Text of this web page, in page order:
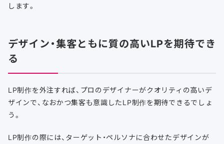
します。
デザイン・集客ともに質の高いLPを期待でき
る
LP制作を外注すれば、プロのデザイナーがクオリティの高いデ
ザインで、なおかつ集客も意識したLP制作を期待できるでしょ
う。
LP制作の際には、ターゲット・ペルソナに合わせたデザインが